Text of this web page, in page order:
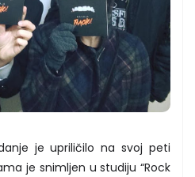
je upriličilo na svoj peti
je snimljen u studiju “Rock